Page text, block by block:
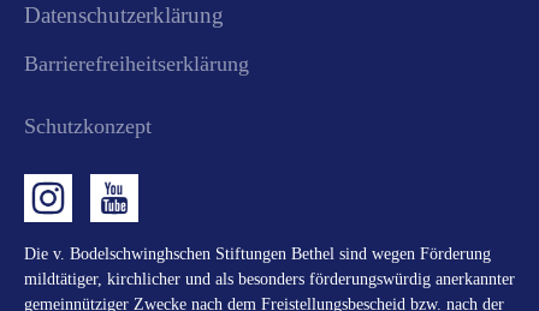
Datenschutzerklärung
Barrierefreiheitserklärung
Schutzkonzept
Die v. Bodelschwinghschen Stiftungen Bethel sind wegen Förderung
mildtätiger, kirchlicher und als besonders förderungswürdig anerkannter
gemeinnütziger Zwecke nach dem Freistellungsbescheid bzw. nach der